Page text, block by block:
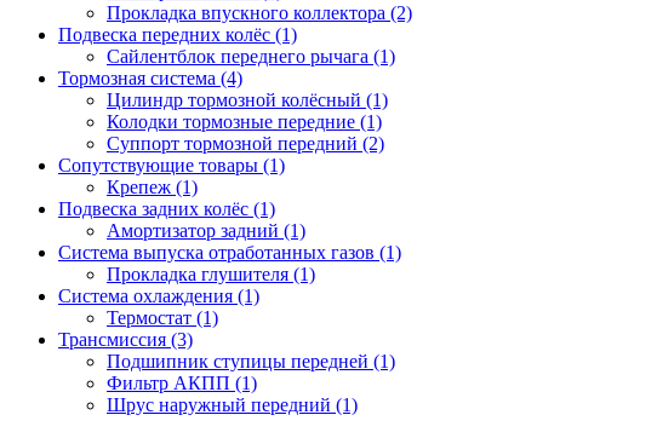
Прокладка впускного коллектора (2)
Подвеска передних колёс (1)
Сайлентблок переднего рычага (1)
Тормозная система (4)
Цилиндр тормозной колёсный (1)
Колодки тормозные передние (1)
Суппорт тормозной передний (2)
Сопутствующие товары (1)
Крепеж (1)
Подвеска задних колёс (1)
Амортизатор задний (1)
Система выпуска отработанных газов (1)
Прокладка глушителя (1)
Система охлаждения (1)
Термостат (1)
Трансмиссия (3)
Подшипник ступицы передней (1)
Фильтр АКПП (1)
Шрус наружный передний (1)